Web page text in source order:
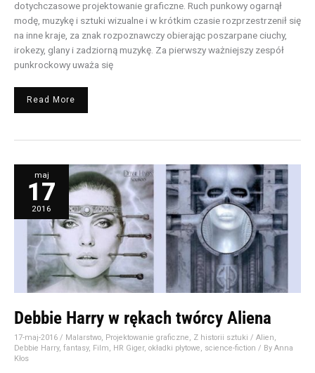
dotychczasowe projektowanie graficzne. Ruch punkowy ogarnął
modę, muzykę i sztuki wizualne i w krótkim czasie rozprzestrzenił się
na inne kraje, za znak rozpoznawczy obierając poszarpane ciuchy,
irokezy, glany i zadziorną muzykę. Za pierwszy ważniejszy zespół
punkrockowy uważa się
Read More
maj
17
2016
Debbie Harry w rękach twórcy Aliena
17-maj-2016 / Malarstwo Projektowanie graficzne Z historii sztuki / Alien
Debbie Harry, fantasy, Film HR Giger, okładki płytowe science-fiction / By Anna
Kłos
Debbie
Harry
w
rękach
twórcy
Aliena